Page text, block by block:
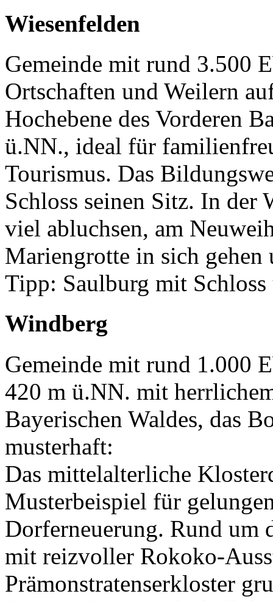
Wiesenfelden
Gemeinde mit rund 3.500
Ortschaften und Weilern
Hochebene des Vorderen
ü.NN., ideal für
Tourismus. Das
Schloss seinen Sitz. In der
viel abluchsen, am
Mariengrotte in sich gehen
Tipp: Saulburg mit
Windberg
Gemeinde mit rund 1.000
420 m ü.NN. mit
Bayerischen Waldes, das
musterhaft:
Das mittelalterliche
Musterbeispiel für
Dorferneuerung. Rund um
mit reizvoller Rokoko-
Prämonstratenserkloster